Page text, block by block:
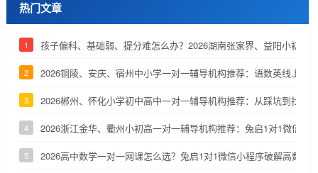
热门文章
1 孩子偏科、基础弱、提分难怎么办？2026湖南张家界、益阳小初高
2 2026铜陵、安庆、宿州中小学一对一辅导机构推荐：语数英线上辅
3 2026郴州、怀化小学初中高中一对一辅导机构推荐：从踩坑到找到
4 2026浙江金华、衢州小初高一对一辅导机构推荐：兔启1对1微信小
5 2026高中数学一对一网课怎么选？兔启1对1微信小程序破解高数两